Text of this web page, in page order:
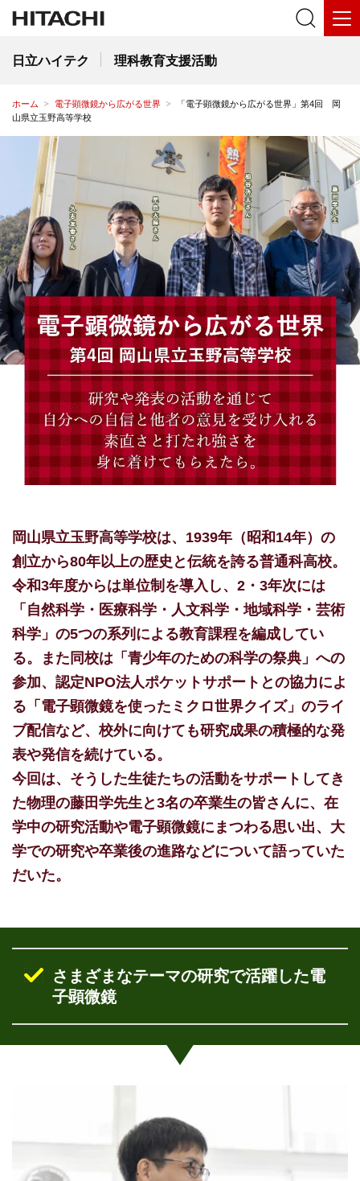
日立ハイテク 理科教育支援活動
ホーム 電子顕微鏡から広がる世界
「電子顕微鏡から広がる世界」第4回 岡
山県立玉野高等学校
岡山県立玉野高等学校は、1939年（昭和14年）の
創立から80年以上の歴史と伝統を誇る普通科高校。
令和3年度からは単位制を導入し、2・3年次には
「自然科学・医療科学・人文科学・地域科学・芸術
科学」の5つの系列による教育課程を編成してい
る。また同校は「青少年のための科学の祭典」への
参加、認定NPO法人ポケットサポートとの協力によ
る「電子顕微鏡を使ったミクロ世界クイズ」のライ
ブ配信など、校外に向けても研究成果の積極的な発
表や発信を続けている。
今回は、そうした生徒たちの活動をサポートしてき
た物理の藤田学先生と3名の卒業生の皆さんに、在
学中の研究活動や電子顕微鏡にまつわる思い出、大
学での研究や卒業後の進路などについて語っていた
だいた。
さまざまなテーマの研究で活躍した電
子顕微鏡
Close